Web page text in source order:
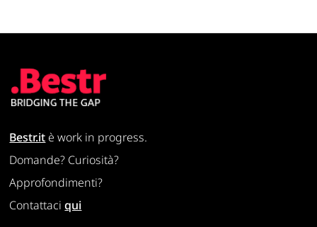
Bestr.it è work in progress.
Domande? Curiosità?
Approfondimenti?
Contattaciqui